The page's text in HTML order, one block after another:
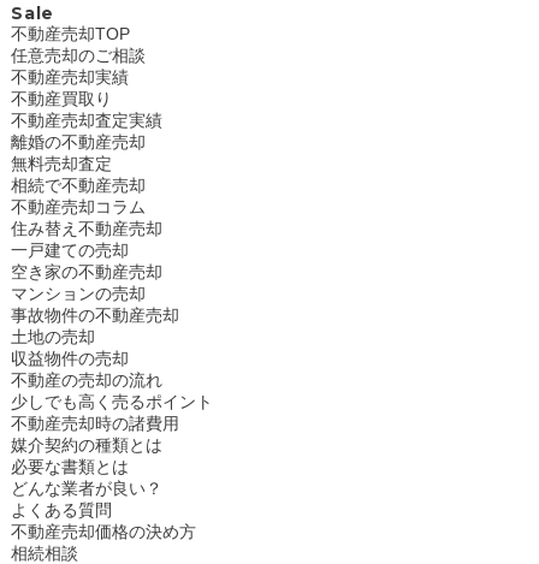
Sale
不動産売却TOP
任意売却のご相談
不動産売却実績
不動産買取り
不動産売却査定実績
離婚の不動産売却
無料売却査定
相続で不動産売却
不動産売却コラム
住み替え不動産売却
一戸建ての売却
空き家の不動産売却
マンションの売却
事故物件の不動産売却
土地の売却
収益物件の売却
不動産の売却の流れ
少しでも高く売るポイント
不動産売却時の諸費用
媒介契約の種類とは
必要な書類とは
どんな業者が良い？
よくある質問
不動産売却価格の決め方
相続相談